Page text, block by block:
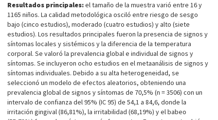
Resultados principales:el tamaño de la muestra varió entre 16 y
1165 niños. La calidad metodológica osciló entre riesgo de sesgo
bajo (cinco estudios), moderado (cuatro estudios) y alto (siete
estudios). Los resultados principales fueron la presencia de signos y
síntomas locales y sistémicos y la diferencia de la temperatura
corporal. Se valoró la prevalencia global e individual de signos y
síntomas. Se incluyeron ocho estudios en el metaanálisis de signos y
síntomas individuales. Debido a su alta heterogeneidad, se
seleccionó un modelo de efectos aleatorios, obteniendo una
prevalencia global de signos y síntomas de 70,5% (n = 3506) con un
intervalo de confianza del 95% (IC 95) de 54,1 a 84,6, donde la
irritación gingival (86,81%), la irritabilidad (68,19%) y el babeo